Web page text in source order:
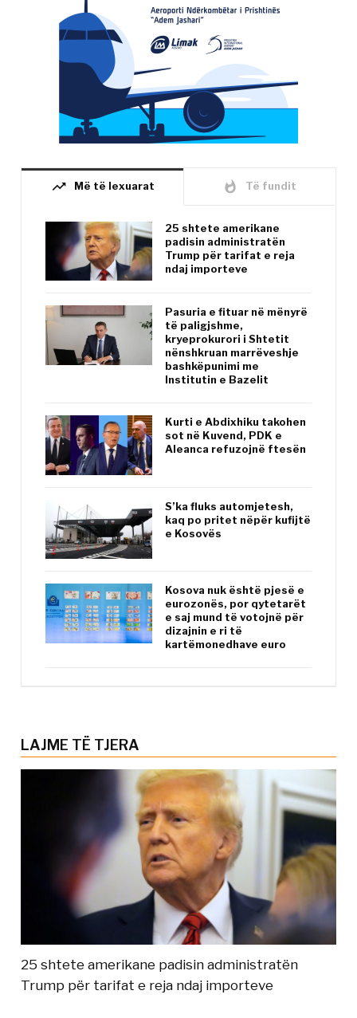
trending_up Më të lexuarat whatshot Të fundit
25 shtete amerikane
padisin administratën
Trump për tarifat e reja
ndaj importeve
Pasuria e fituar në mënyrë
të paligjshme,
kryeprokurori i Shtetit
nënshkruan marrëveshje
bashkëpunimi me
Institutin e Bazelit
Kurti e Abdixhiku takohen
sot në Kuvend, PDK e
Aleanca refuzojnë ftesën
S’ka fluks automjetesh,
kaq po pritet nëpër kufijtë
e Kosovës
Kosova nuk është pjesë e
eurozonës, por qytetarët
e saj mund të votojnë për
dizajnin e ri të
kartëmonedhave euro
LAJME TË TJERA
25 shtete amerikane padisin administratën
Trump për tarifat e reja ndaj importeve